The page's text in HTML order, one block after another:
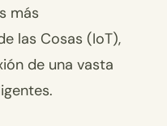
más
las Cosas (IoT),
de una vasta